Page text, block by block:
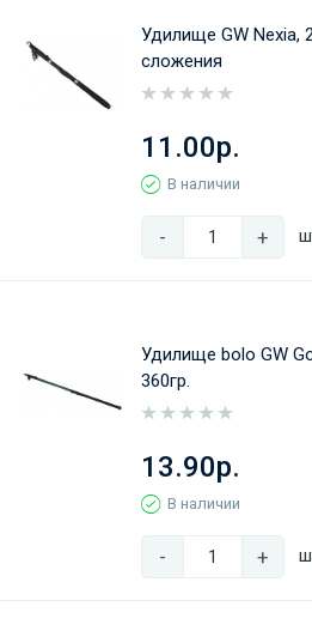
Удилище GW Nexia,
сложения
11.00р.
В наличии
- +
Удилище bolo GW
360гр.
13.90р.
В наличии
- +